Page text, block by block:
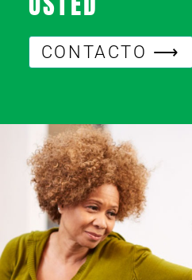
CONTACTO ⟶